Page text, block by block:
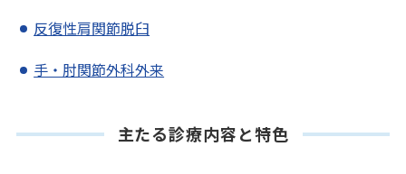
反復性肩関節脱臼
手・肘関節外科外来
主たる診療内容と特色